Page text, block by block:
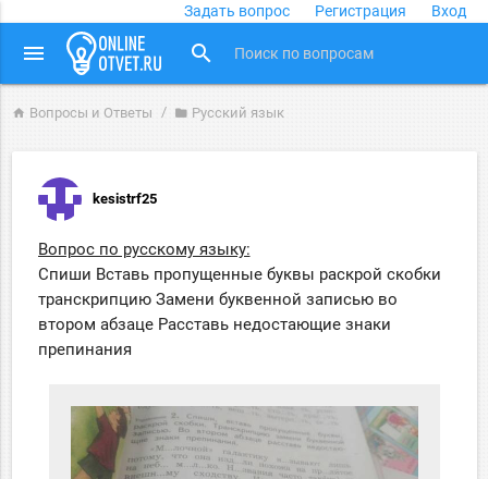
Задать вопрос Регистрация Вход
menu search
home Вопросы и Ответы folder Русский язык
kesistrf25
Вопрос по русскому языку:
Спиши Вставь пропущенные буквы раскрой скобки
транскрипцию Замени буквенной записью во
втором абзаце Расставь недостающие знаки
препинания